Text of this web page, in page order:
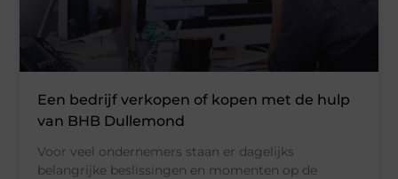
Een bedrijf verkopen of kopen met de hulp
van BHB Dullemond
Voor veel ondernemers staan er dagelijks
belangrijke beslissingen en momenten op de